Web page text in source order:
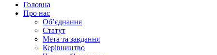
Головна
Про нас
Об’єднання
Статут
Мета та завдання
Керівництво